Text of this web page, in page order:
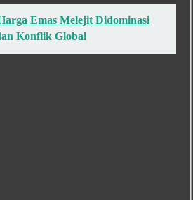
Emas Melejit Didominasi
Konflik Global